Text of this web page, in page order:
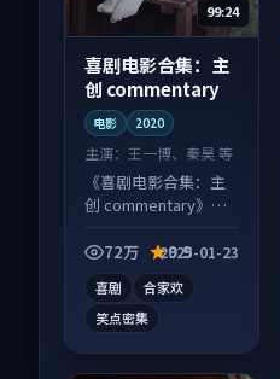
99:24
喜剧电影合集：主
创 commentary
电影 2020
主演： 王一博、秦昊 等
《喜剧电影合集：主
创 commentary》是
品，以人物成长为内
72万 9.9
2025-01-23
喜剧
合家欢
笑点密集